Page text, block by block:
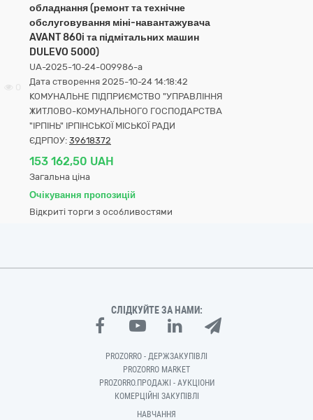
обладнання (ремонт та технічне
обслуговування міні-навантажувача
AVANT 860i та підмітальних машин
DULEVO 5000)
UA-2025-10-24-009986-a
Дата створення 2025-10-24 14:18:42
КОМУНАЛЬНЕ ПІДПРИЄМСТВО "УПРАВЛІННЯ
ЖИТЛОВО-КОМУНАЛЬНОГО ГОСПОДАРСТВА
"ІРПІНЬ" ІРПІНСЬКОЇ МІСЬКОЇ РАДИ
ЄДРПОУ: 39618372
153 162,50 UAH
Загальна ціна
Очікування пропозицій
Відкриті торги з особливостями
СЛІДКУЙТЕ ЗА НАМИ:
PROZORRO - ДЕРЖЗАКУПІВЛІ
PROZORRO MARKET
PROZORRO.ПРОДАЖІ - АУКЦІОНИ
КОМЕРЦІЙНІ ЗАКУПІВЛІ
НАВЧАННЯ